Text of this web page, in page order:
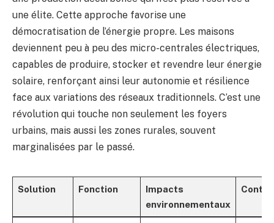
une élite. Cette approche favorise une
démocratisation de l’énergie propre. Les maisons
deviennent peu à peu des micro-centrales électriques,
capables de produire, stocker et revendre leur énergie
solaire, renforçant ainsi leur autonomie et résilience
face aux variations des réseaux traditionnels. C’est une
révolution qui touche non seulement les foyers
urbains, mais aussi les zones rurales, souvent
marginalisées par le passé.
Solution Fonction
Impacts
environnementaux